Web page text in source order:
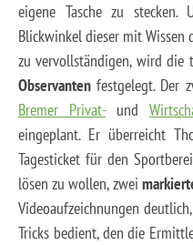
eigene Tasche zu stecken.
Blickwinkel dieser mit
zu vervollständigen, wird die
Observanten festgelegt. Der
Bremer Privat-und
eingeplant. Er überreicht
Tagesticket für den
lösen zu wollen, zwei
Videoaufzeichnungen
Tricks bedient, den die